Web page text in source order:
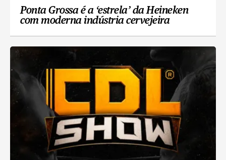
Ponta Grossa é a ‘estrela’ da Heineken
com moderna indústria cervejeira